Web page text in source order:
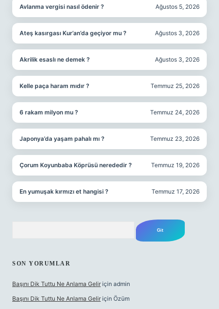
Avlanma vergisi nasıl ödenir ? Ağustos 5, 2026
Ateş kasırgası Kur’an’da geçiyor mu ? Ağustos 3, 2026
Akrilik esaslı ne demek ? Ağustos 3, 2026
Kelle paça haram mıdır ? Temmuz 25, 2026
6 rakam milyon mu ? Temmuz 24, 2026
Japonya’da yaşam pahalı mı ? Temmuz 23, 2026
Çorum Koyunbaba Köprüsü nerededir ? Temmuz 19, 2026
En yumuşak kırmızı et hangisi ? Temmuz 17, 2026
SON YORUMLAR
Başını Dik Tuttu Ne Anlama Gelir için admin
Başını Dik Tuttu Ne Anlama Gelir için Özüm